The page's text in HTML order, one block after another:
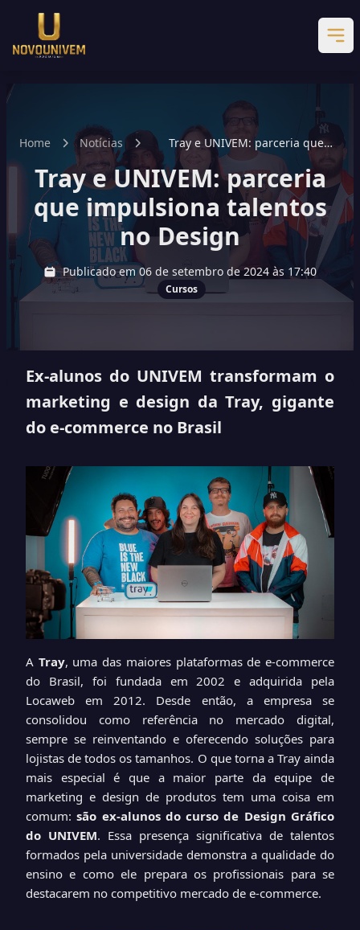
Home Notícias
Tray e UNIVEM: parceria que
impulsiona talentos no Design
Tray e UNIVEM: parceria
que impulsiona talentos
no Design
Publicado em 06 de setembro de 2024 às 17:40
Cursos
Ex-alunos do UNIVEM transformam o
marketing e design da Tray, gigante
do e-commerce no Brasil
A Tray, uma das maiores plataformas de e-commerce
do Brasil, foi fundada em 2002 e adquirida pela
Locaweb em 2012. Desde então, a empresa se
consolidou como referência no mercado digital,
sempre se reinventando e oferecendo soluções para
lojistas de todos os tamanhos. O que torna a Tray ainda
mais especial é que a maior parte da equipe de
marketing e design de produtos tem uma coisa em
comum:são ex-alunos do curso de Design Gráfico
do UNIVEM. Essa presença significativa de talentos
formados pela universidade demonstra a qualidade do
ensino e como ele prepara os profissionais para se
destacarem no competitivo mercado de e-commerce.